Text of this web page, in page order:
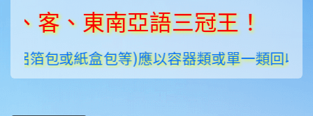
、東南亞語三冠王！
包或紙盒包等)應以容器類或單一類回收及